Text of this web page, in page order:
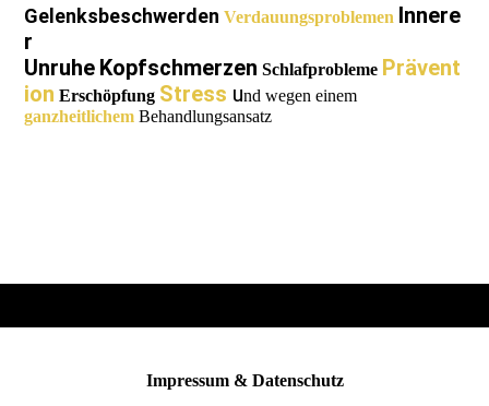
Gelenksbeschwerden Verdauungsproblemen Innere
r
Unruhe Kopfschmerzen Schlafprobleme Prävent
ion Erschöpfung Stress und wegen einem
ganzheitlichem Behandlungsansatz
Impressum & Datenschutz